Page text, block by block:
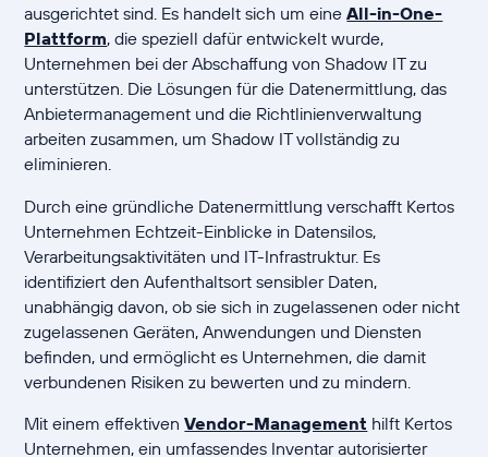
ausgerichtet sind. Es handelt sich um eineAll-in-One-
Plattform, die speziell dafür entwickelt wurde,
Unternehmen bei der Abschaffung von Shadow IT zu
unterstützen. Die Lösungen für die Datenermittlung, das
Anbietermanagement und die Richtlinienverwaltung
arbeiten zusammen, um Shadow IT vollständig zu
eliminieren.
Durch eine gründliche Datenermittlung verschafft Kertos
Unternehmen Echtzeit-Einblicke in Datensilos,
Verarbeitungsaktivitäten und IT-Infrastruktur. Es
identifiziert den Aufenthaltsort sensibler Daten,
unabhängig davon, ob sie sich in zugelassenen oder nicht
zugelassenen Geräten, Anwendungen und Diensten
befinden, und ermöglicht es Unternehmen, die damit
verbundenen Risiken zu bewerten und zu mindern.
Mit einem effektivenVendor-Management hilft Kertos
Unternehmen, ein umfassendes Inventar autorisierter